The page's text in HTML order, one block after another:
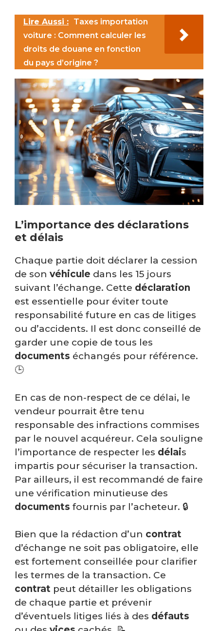
Lire Aussi : Taxes importation
voiture : Comment calculer les
droits de douane en fonction
du pays d’origine ?
L’importance des déclarations
et délais
Chaque partie doit déclarer la cession
de son véhicule dans les 15 jours
suivant l’échange. Cette déclaration
est essentielle pour éviter toute
responsabilité future en cas de litiges
ou d’accidents. Il est donc conseillé de
garder une copie de tous les
documents échangés pour référence.
🕒
En cas de non-respect de ce délai, le
vendeur pourrait être tenu
responsable des infractions commises
par le nouvel acquéreur. Cela souligne
l’importance de respecter les délais
impartis pour sécuriser la transaction.
Par ailleurs, il est recommandé de faire
une vérification minutieuse des
documents fournis par l’acheteur. 🔒
Bien que la rédaction d’un contrat
d’échange ne soit pas obligatoire, elle
est fortement conseillée pour clarifier
les termes de la transaction. Ce
contrat peut détailler les obligations
de chaque partie et prévenir
d’éventuels litiges liés à des défauts